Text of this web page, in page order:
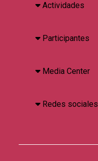
Actividades
Participantes
Media Center
Redes sociales